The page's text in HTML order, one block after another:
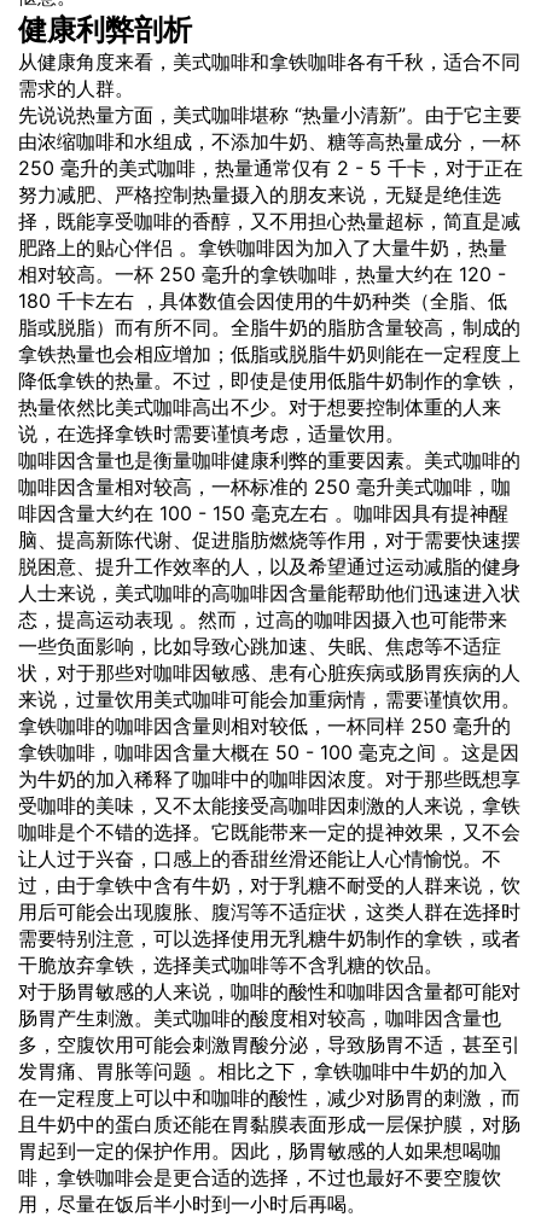
健康利弊剖析
从健康角度来看，美式咖啡和拿铁咖啡各有千秋，适合不同
需求的人群。
先说说热量方面，美式咖啡堪称 “热量小清新”。由于它主要
由浓缩咖啡和水组成，不添加牛奶、糖等高热量成分，一杯
250 毫升的美式咖啡，热量通常仅有 2 - 5 千卡，对于正在
努力减肥、严格控制热量摄入的朋友来说，无疑是绝佳选
择，既能享受咖啡的香醇，又不用担心热量超标，简直是减
肥路上的贴心伴侣 。拿铁咖啡因为加入了大量牛奶，热量
相对较高。一杯 250 毫升的拿铁咖啡，热量大约在 120 -
180 千卡左右 ，具体数值会因使用的牛奶种类（全脂、低
脂或脱脂）而有所不同。全脂牛奶的脂肪含量较高，制成的
拿铁热量也会相应增加；低脂或脱脂牛奶则能在一定程度上
降低拿铁的热量。不过，即使是使用低脂牛奶制作的拿铁，
热量依然比美式咖啡高出不少。对于想要控制体重的人来
说，在选择拿铁时需要谨慎考虑，适量饮用。
咖啡因含量也是衡量咖啡健康利弊的重要因素。美式咖啡的
咖啡因含量相对较高，一杯标准的 250 毫升美式咖啡，咖
啡因含量大约在 100 - 150 毫克左右 。咖啡因具有提神醒
脑、提高新陈代谢、促进脂肪燃烧等作用，对于需要快速摆
脱困意、提升工作效率的人，以及希望通过运动减脂的健身
人士来说，美式咖啡的高咖啡因含量能帮助他们迅速进入状
态，提高运动表现 。然而，过高的咖啡因摄入也可能带来
一些负面影响，比如导致心跳加速、失眠、焦虑等不适症
状，对于那些对咖啡因敏感、患有心脏疾病或肠胃疾病的人
来说，过量饮用美式咖啡可能会加重病情，需要谨慎饮用。
拿铁咖啡的咖啡因含量则相对较低，一杯同样 250 毫升的
拿铁咖啡，咖啡因含量大概在 50 - 100 毫克之间 。这是因
为牛奶的加入稀释了咖啡中的咖啡因浓度。对于那些既想享
受咖啡的美味，又不太能接受高咖啡因刺激的人来说，拿铁
咖啡是个不错的选择。它既能带来一定的提神效果，又不会
让人过于兴奋，口感上的香甜丝滑还能让人心情愉悦。不
过，由于拿铁中含有牛奶，对于乳糖不耐受的人群来说，饮
用后可能会出现腹胀、腹泻等不适症状，这类人群在选择时
需要特别注意，可以选择使用无乳糖牛奶制作的拿铁，或者
干脆放弃拿铁，选择美式咖啡等不含乳糖的饮品。
对于肠胃敏感的人来说，咖啡的酸性和咖啡因含量都可能对
肠胃产生刺激。美式咖啡的酸度相对较高，咖啡因含量也
多，空腹饮用可能会刺激胃酸分泌，导致肠胃不适，甚至引
发胃痛、胃胀等问题 。相比之下，拿铁咖啡中牛奶的加入
在一定程度上可以中和咖啡的酸性，减少对肠胃的刺激，而
且牛奶中的蛋白质还能在胃黏膜表面形成一层保护膜，对肠
胃起到一定的保护作用。因此，肠胃敏感的人如果想喝咖
啡，拿铁咖啡会是更合适的选择，不过也最好不要空腹饮
用，尽量在饭后半小时到一小时后再喝。